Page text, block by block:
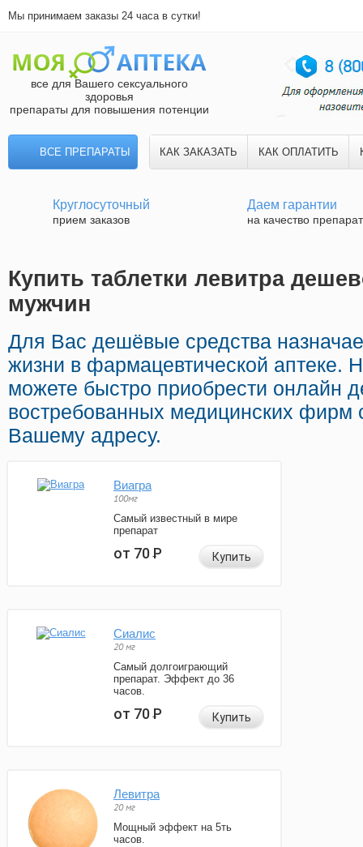
Мы принимаем заказы 24 часа в сутки!
все для Вашего сексуального
здоровья
препараты для повышения потенции
ВСЕ ПРЕПАРАТЫ КАК ЗАКАЗАТЬ КАК ОПЛАТИТЬ
Круглосуточный
прием заказов
Даем гарантии
на качество
Купить таблетки левитра
мужчин
Для Вас дешёвые средства
жизни в фармацевтической аптеке.
можете быстро приобрести онлайн
востребованных медицинских фирм
Вашему адресу.
Виагра
100мг
Самый известный в мире
препарат
от 70Р Купить
Сиалис
20 мг
Самый долгоиграющий
препарат. Эффект до 36
часов.
от 70Р Купить
Левитра
20 мг
Мощный эффект на 5ть
часов.